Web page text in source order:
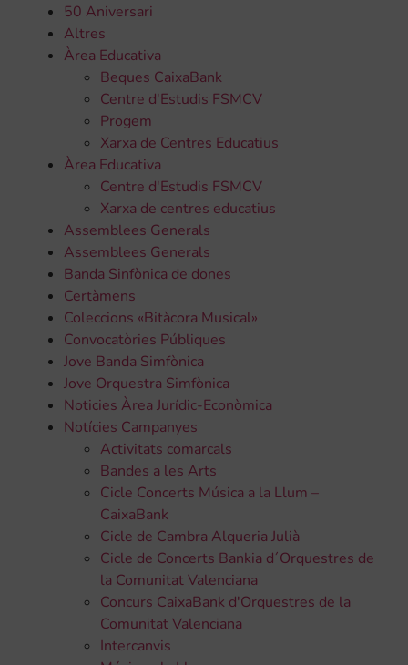
50 Aniversari
Altres
Àrea Educativa
Beques CaixaBank
Centre d'Estudis FSMCV
Progem
Xarxa de Centres Educatius
Àrea Educativa
Centre d'Estudis FSMCV
Xarxa de centres educatius
Assemblees Generals
Assemblees Generals
Banda Sinfònica de dones
Certàmens
Coleccions «Bitàcora Musical»
Convocatòries Públiques
Jove Banda Simfònica
Jove Orquestra Simfònica
Noticies Àrea Jurídic-Econòmica
Notícies Campanyes
Activitats comarcals
Bandes a les Arts
Cicle Concerts Música a la Llum –
CaixaBank
Cicle de Cambra Alqueria Julià
Cicle de Concerts Bankia d´Orquestres de
la Comunitat Valenciana
Concurs CaixaBank d'Orquestres de la
Comunitat Valenciana
Intercanvis